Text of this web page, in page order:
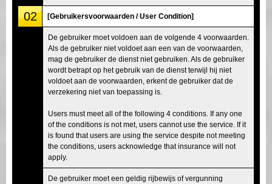
02 [Gebruikersvoorwaarden / User Condition]
De gebruiker moet voldoen aan de volgende 4 voorwaarden.
Als de gebruiker niet voldoet aan een van de voorwaarden,
mag de gebruiker de dienst niet gebruiken. Als de gebruiker
wordt betrapt op het gebruik van de dienst terwijl hij niet
voldoet aan de voorwaarden, erkent de gebruiker dat de
verzekering niet van toepassing is.
Users must meet all of the following 4 conditions. If any one
of the conditions is not met, users cannot use the service. If it
is found that users are using the service despite not meeting
the conditions, users acknowledge that insurance will not
apply.
De gebruiker moet een geldig rijbewijs of vergunning